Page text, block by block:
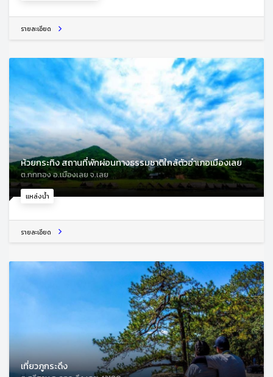
รายละเอียด
แหล่งน้ำ
ห้วยกระทิง สถานที่พักผ่อนทางธรรมชาติใกล้ตัวอำเภอเมืองเลย
ต.กกทอง อ.เมืองเลย จ.เลย
รายละเอียด
เที่ยวภูกระดึง